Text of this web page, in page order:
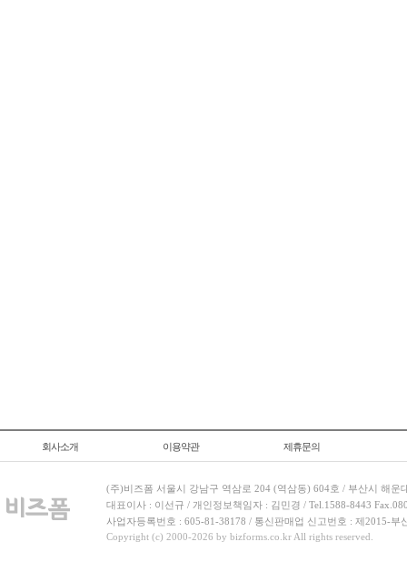
회사소개 이용약관 제휴문의
(주)비즈폼 서울시 강남구 역삼로 204 (역삼동) 604호 / 부산시 해운
대표이사 : 이선규 / 개인정보책임자 : 김민경 / Tel.1588-8443
사업자등록번호 : 605-81-38178 / 통신판매업 신고번호 : 제2015-부
Copyright (c) 2000-2026 by bizforms.co.kr All rights reserved.